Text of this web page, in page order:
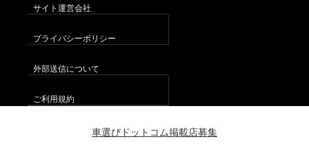
サイト運営会社
プライバシーポリシー
外部送信について
ご利用規約
車選びドットコム掲載店募集